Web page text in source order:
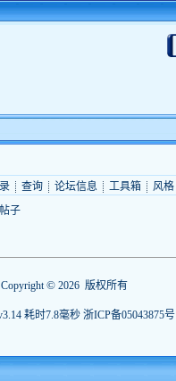
查询 论坛信息 工具箱
风格
子
Copyright© 2026 版权所有
耗时7.8毫秒 浙ICP备05043875号